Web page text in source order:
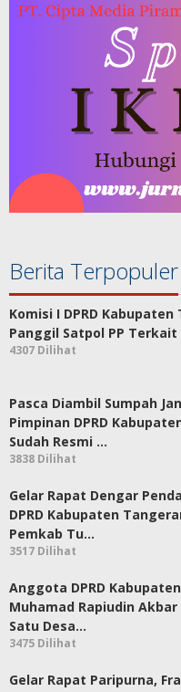
Berita Terpopuler
Komisi I DPRD
Panggil Satpol PP
4307 Dilihat
Pasca Diambil Sumpah
Pimpinan DPRD
Sudah Resmi …
3838 Dilihat
Gelar Rapat Dengar
DPRD Kabupaten
Pemkab Tu…
3517 Dilihat
Anggota DPRD
Muhamad Rapiudin
Satu Desa…
3475 Dilihat
Gelar Rapat Paripurna,